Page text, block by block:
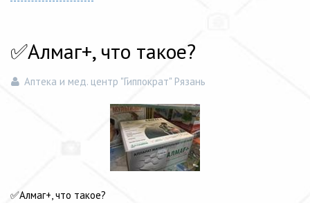
✅Алмаг+, что такое?
Аптека и мед. центр "Гиппократ" Рязань
✅Алмаг+, что такое?